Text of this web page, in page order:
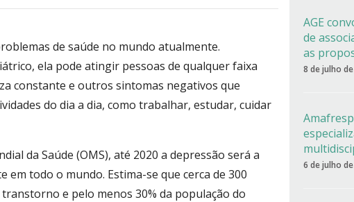
de saúde no mundo atualmente.
ela pode atingir pessoas de qualquer faixa
constante e outros sintomas negativos que
do dia a dia, como trabalhar, estudar, cuidar
da Saúde (OMS), até 2020 a depressão será a
em todo o mundo. Estima-se que cerca de 300
e pelo menos 30% da população do
AGE
de
as
8 de julho
6 de julho